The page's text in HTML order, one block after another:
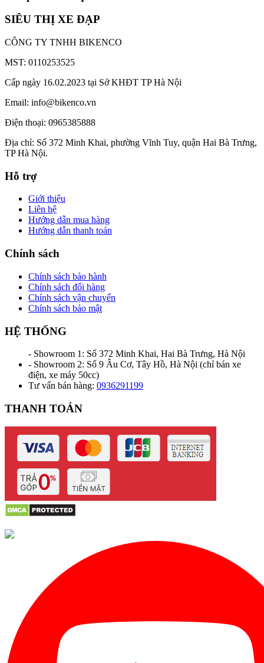
SIÊU THỊ XE ĐẠP
CÔNG TY TNHH BIKENCO
MST: 0110253525
Cấp ngày 16.02.2023 tại Sở KHĐT TP Hà Nội
Email: info@bikenco.vn
Điện thoại: 0965385888
Địa chỉ: Số 372 Minh Khai, phường Vĩnh Tuy, quận Hai Bà Trưng,
TP Hà Nội.
Hỗ trợ
Giới thiệu
Liên hệ
Hướng dẫn mua hàng
Hướng dẫn thanh toán
Chính sách
Chính sách bảo hành
Chính sách đổi hàng
Chính sách vận chuyển
Chính sách bảo mật
HỆ THỐNG
- Showroom 1: Số 372 Minh Khai, Hai Bà Trưng, Hà Nội
- Showroom 2: Số 9 Âu Cơ, Tây Hồ, Hà Nội (chỉ bán xe
điện, xe máy 50cc)
Tư vấn bán hàng: 0936291199
THANH TOÁN